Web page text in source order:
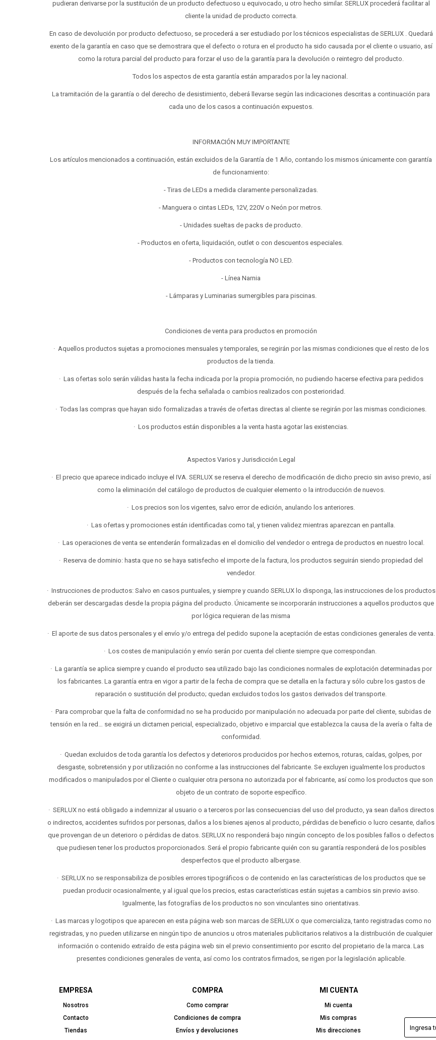
pudieran derivarse por la sustitución de un producto defectuoso u equivocado, u otro hecho similar. SERLUX procederá facilitar al
cliente la unidad de producto correcta.
En caso de devolución por producto defectuoso, se procederá a ser estudiado por los técnicos especialistas de SERLUX . Quedará
exento de la garantía en caso que se demostrara que el defecto o rotura en el producto ha sido causada por el cliente o usuario, así
como la rotura parcial del producto para forzar el uso de la garantía para la devolución o reintegro del producto.
Todos los aspectos de esta garantía están amparados por la ley nacional.
La tramitación de la garantía o del derecho de desistimiento, deberá llevarse según las indicaciones descritas a continuación para
cada uno de los casos a continuación expuestos.
INFORMACIÓN MUY IMPORTANTE
Los artículos mencionados a continuación, están excluidos de la Garantía de 1 Año, contando los mismos únicamente con garantía
de funcionamiento:
- Tiras de LEDs a medida claramente personalizadas.
- Manguera o cintas LEDs, 12V, 220V o Neón por metros.
- Unidades sueltas de packs de producto.
- Productos en oferta, liquidación, outlet o con descuentos especiales.
- Productos con tecnología NO LED.
- Línea Narnia
- Lámparas y Luminarias sumergibles para piscinas.
Condiciones de venta para productos en promoción
· Aquellos productos sujetas a promociones mensuales y temporales, se regirán por las mismas condiciones que el resto de los
productos de la tienda.
· Las ofertas solo serán válidas hasta la fecha indicada por la propia promoción, no pudiendo hacerse efectiva para pedidos
después de la fecha señalada o cambios realizados con posterioridad.
· Todas las compras que hayan sido formalizadas a través de ofertas directas al cliente se regirán por las mismas condiciones.
· Los productos están disponibles a la venta hasta agotar las existencias.
Aspectos Varios y Jurisdicción Legal
· El precio que aparece indicado incluye el IVA. SERLUX se reserva el derecho de modificación de dicho precio sin aviso previo, así
como la eliminación del catálogo de productos de cualquier elemento o la introducción de nuevos.
· Los precios son los vigentes, salvo error de edición, anulando los anteriores.
· Las ofertas y promociones están identificadas como tal, y tienen validez mientras aparezcan en pantalla.
· Las operaciones de venta se entenderán formalizadas en el domicilio del vendedor o entrega de productos en nuestro local.
· Reserva de dominio: hasta que no se haya satisfecho el importe de la factura, los productos seguirán siendo propiedad del
vendedor.
· Instrucciones de productos: Salvo en casos puntuales, y siempre y cuando SERLUX lo disponga, las instrucciones de los productos
deberán ser descargadas desde la propia página del producto. Únicamente se incorporarán instrucciones a aquellos productos que
por lógica requieran de las misma
· El aporte de sus datos personales y el envío y/o entrega del pedido supone la aceptación de estas condiciones generales de venta.
· Los costes de manipulación y envío serán por cuenta del cliente siempre que correspondan.
· La garantía se aplica siempre y cuando el producto sea utilizado bajo las condiciones normales de explotación determinadas por
los fabricantes. La garantía entra en vigor a partir de la fecha de compra que se detalla en la factura y sólo cubre los gastos de
reparación o sustitución del producto; quedan excluidos todos los gastos derivados del transporte.
· Para comprobar que la falta de conformidad no se ha producido por manipulación no adecuada por parte del cliente, subidas de
tensión en la red… se exigirá un dictamen pericial, especializado, objetivo e imparcial que establezca la causa de la avería o falta de
conformidad.
· Quedan excluidos de toda garantía los defectos y deterioros producidos por hechos externos, roturas, caídas, golpes, por
desgaste, sobretensión y por utilización no conforme a las instrucciones del fabricante. Se excluyen igualmente los productos
modificados o manipulados por el Cliente o cualquier otra persona no autorizada por el fabricante, así como los productos que son
objeto de un contrato de soporte específico.
· SERLUX no está obligado a indemnizar al usuario o a terceros por las consecuencias del uso del producto, ya sean daños directos
o indirectos, accidentes sufridos por personas, daños a los bienes ajenos al producto, pérdidas de beneficio o lucro cesante, daños
que provengan de un deterioro o pérdidas de datos. SERLUX no responderá bajo ningún concepto de los posibles fallos o defectos
que pudiesen tener los productos proporcionados. Será el propio fabricante quién con su garantía responderá de los posibles
desperfectos que el producto albergase.
· SERLUX no se responsabiliza de posibles errores tipográficos o de contenido en las características de los productos que se
puedan producir ocasionalmente, y al igual que los precios, estas características están sujetas a cambios sin previo aviso.
Igualmente, las fotografías de los productos no son vinculantes sino orientativas.
· Las marcas y logotipos que aparecen en esta página web son marcas de SERLUX o que comercializa, tanto registradas como no
registradas, y no pueden utilizarse en ningún tipo de anuncios u otros materiales publicitarios relativos a la distribución de cualquier
información o contenido extraído de esta página web sin el previo consentimiento por escrito del propietario de la marca. Las
presentes condiciones generales de venta, así como los contratos firmados, se rigen por la legislación aplicable.
EMPRESA
Nosotros
Contacto
Tiendas
COMPRA
Como comprar
Condiciones de compra
Envíos y devoluciones
MI CUENTA
Mi cuenta
Mis compras
Mis direcciones